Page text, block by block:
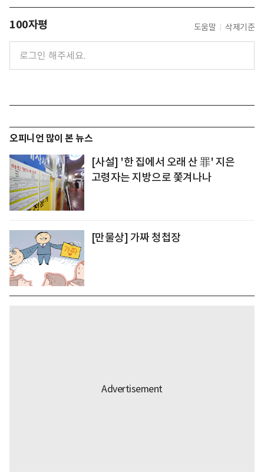
100자평 도움말 삭제기준
오피니언 많이 본 뉴스
[사설] '한 집에서 오래 산 罪' 지은
고령자는 지방으로 쫓겨나나
[만물상] 가짜 청첩장